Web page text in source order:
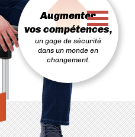
Augmenter
vos compétences,
un gage de sécurité
dans un monde en
changement.